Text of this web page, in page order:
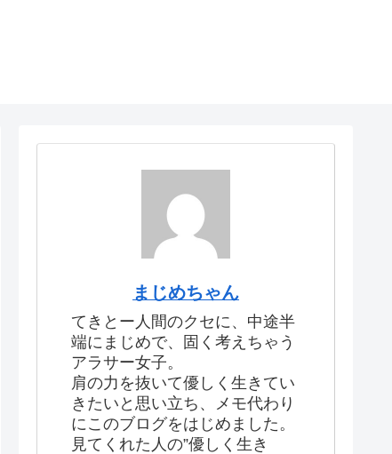
まじめちゃん
てきとー人間のクセに、中途半
端にまじめで、固く考えちゃう
アラサー女子。
肩の力を抜いて優しく生きてい
きたいと思い立ち、メモ代わり
にこのブログをはじめました。
見てくれた人の”優しく生き